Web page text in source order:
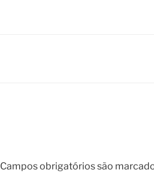
Campos obrigatórios são